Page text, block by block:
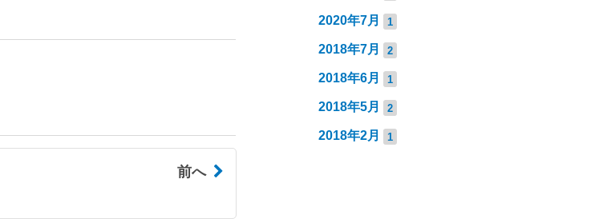
前へ
2020年7月 1
2018年7月 2
2018年6月 1
2018年5月 2
2018年2月 1